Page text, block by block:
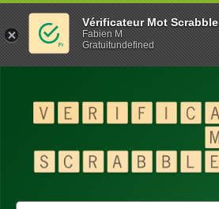
Vérificateur Mot Scrabble
Fabien M
Gratuitundefined